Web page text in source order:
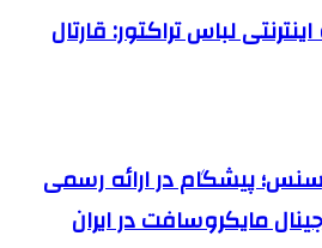
لباس تراکتور: قارتال
پیشگام در ارائه رسمی
مایکروسافت در ایران